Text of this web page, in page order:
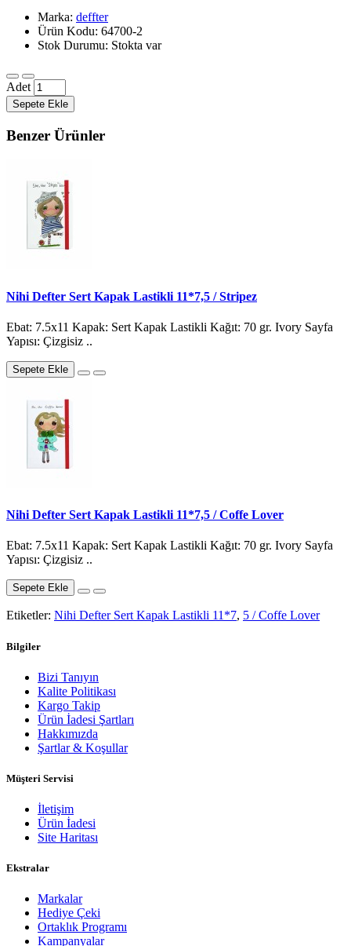
Marka: deffter
Ürün Kodu: 64700-2
Stok Durumu: Stokta var
Adet
Sepete Ekle
Benzer Ürünler
Nihi Defter Sert Kapak Lastikli 11*7,5 / Stripez
Ebat: 7.5x11 Kapak: Sert Kapak Lastikli Kağıt: 70 gr. Ivory Sayfa
Yapısı: Çizgisiz ..
Sepete Ekle
Nihi Defter Sert Kapak Lastikli 11*7,5 / Coffe Lover
Ebat: 7.5x11 Kapak: Sert Kapak Lastikli Kağıt: 70 gr. Ivory Sayfa
Yapısı: Çizgisiz ..
Sepete Ekle
Etiketler: Nihi Defter Sert Kapak Lastikli 11*7, 5 / Coffe Lover
Bilgiler
Bizi Tanıyın
Kalite Politikası
Kargo Takip
Ürün İadesi Şartları
Hakkımızda
Şartlar & Koşullar
Müşteri Servisi
İletişim
Ürün İadesi
Site Haritası
Ekstralar
Markalar
Hediye Çeki
Ortaklık Programı
Kampanyalar